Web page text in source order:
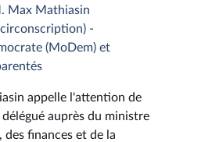
Max Mathiasin
circonscription) -
(MoDem) et
appelle l'attention de
auprès du ministre
des finances et de la